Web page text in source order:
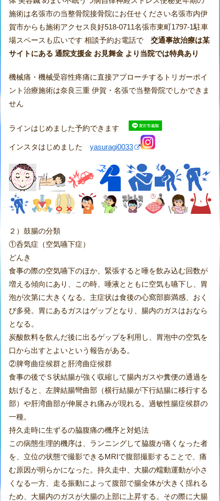
施術は名張市の当整骨院接骨院にお任せください名張市内伊
賀市からも施術アクセス良好518-0711名張市東町1797-1駐車
場スペースも広いです 相談予約お電話で交通事故治療は某
サイトにある 通院支援金 お見舞金 より当院では特典あり
機械痛・機械受容性疼痛に直接アプローチするトリガーポイ
ント治療施術は奈良三重 伊賀・名張で当整骨院でしかできま
せん
ラインはじめました予約できます
インスタはじめましたyasuragi0033
２）鼓腸の分類
①呑気症（空気嚥下症）
どんき
食事の際の空気嚥下のほか、緊張すると唾を飲み込む回数が
増える傾向にあり、この時、唾液とともに空気も嚥下し、胃
泡が次第に大きくなる。主症状は食後の心窩部膨満感、おく
び多発。胃にあるガスはゲップとなり、腸内のガスはおなら
となる。
炭酸飲料を飲んだ後に出るゲップを利用し、胃泡中の空気を
口から出すとよいという報告がある。
②脾弯曲症候群と肝湾曲症候群
食事の後でＳ状結腸が強く収縮して腸内ガスや糞便の通過を
妨げると、左脾結腸彎曲部（横行結腸が下行結腸に移行する
部）や肝湾曲部が伸展され痛みが現れる。過敏性腸症候群の
一種。
持久走時に生ずるの脇腹痛の機序と対処法
この病態生理的機序は、ランニングして脇腹が痛くなった者
を、立位の状態で撮影できるMRIで腹部撮影することで、痛
む原因が明らかになった。持久走中、大腸の蠕動運動が小さ
くなる一方、走る振動によって腹部で腸全体が大きく揺れる
ため、大腸内のガスが大腸の上部に上昇する。その際に大腸